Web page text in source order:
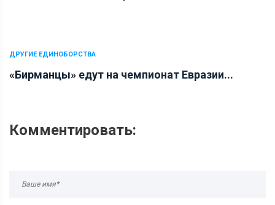
ДРУГИЕ ЕДИНОБОРСТВА
«Бирманцы» едут на чемпионат Евразии...
Комментировать: